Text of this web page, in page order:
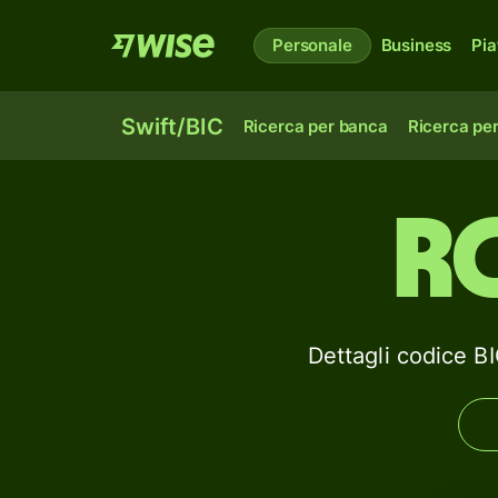
Personale Business
Swift/BIC Ricerca per banca Ricerca
Dettagli codice